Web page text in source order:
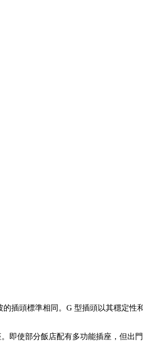
插頭標準相同。G 型插頭以其穩定
使部分飯店配有多功能插座，但出